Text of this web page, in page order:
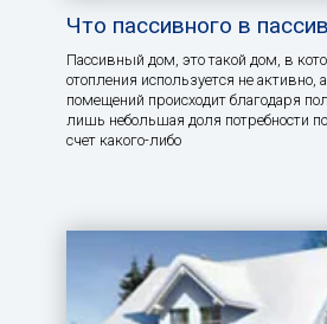
Что пассивного в
Пассивный дом, это такой дом, в
отопления используется не активно,
помещений происходит благодаря
лишь небольшая доля потребности
счет какого-либо